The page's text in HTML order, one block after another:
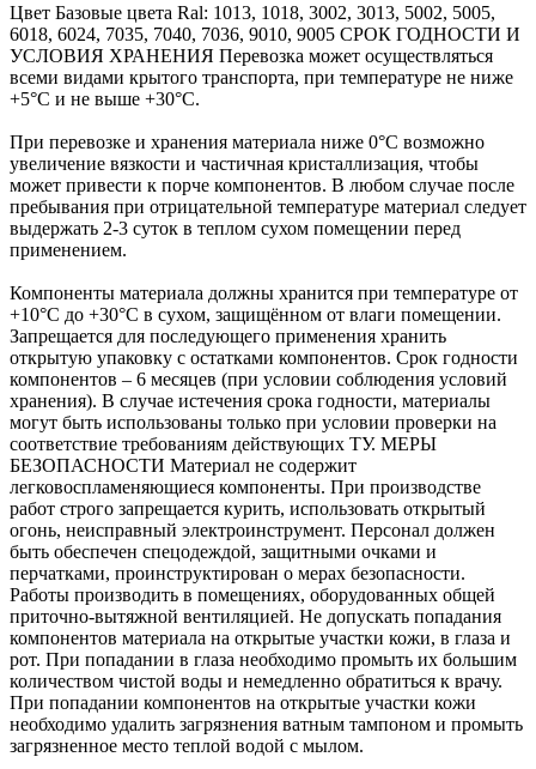
Цвет Базовые цвета Ral: 1013, 1018, 3002, 3013, 5002, 5005,
6018, 6024, 7035, 7040, 7036, 9010, 9005 СРОК ГОДНОСТИ И
УСЛОВИЯ ХРАНЕНИЯ Перевозка может осуществляться
всеми видами крытого транспорта, при температуре не ниже
+5°С и не выше +30°С.
При перевозке и хранения материала ниже 0°С возможно
увеличение вязкости и частичная кристаллизация, чтобы
может привести к порче компонентов. В любом случае после
пребывания при отрицательной температуре материал следует
выдержать 2-3 суток в теплом сухом помещении перед
применением.
Компоненты материала должны хранится при температуре от
+10°С до +30°С в сухом, защищённом от влаги помещении.
Запрещается для последующего применения хранить
открытую упаковку с остатками компонентов. Срок годности
компонентов – 6 месяцев (при условии соблюдения условий
хранения). В случае истечения срока годности, материалы
могут быть использованы только при условии проверки на
соответствие требованиям действующих ТУ. МЕРЫ
БЕЗОПАСНОСТИ Материал не содержит
легковоспламеняющиеся компоненты. При производстве
работ строго запрещается курить, использовать открытый
огонь, неисправный электроинструмент. Персонал должен
быть обеспечен спецодеждой, защитными очками и
перчатками, проинструктирован о мерах безопасности.
Работы производить в помещениях, оборудованных общей
приточно-вытяжной вентиляцией. Не допускать попадания
компонентов материала на открытые участки кожи, в глаза и
рот. При попадании в глаза необходимо промыть их большим
количеством чистой воды и немедленно обратиться к врачу.
При попадании компонентов на открытые участки кожи
необходимо удалить загрязнения ватным тампоном и промыть
загрязненное место теплой водой с мылом.